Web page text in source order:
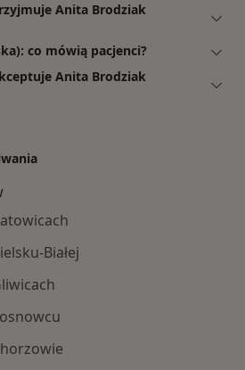
Anita Brodziak
co mówią pacjenci?
Anita Brodziak
Białej